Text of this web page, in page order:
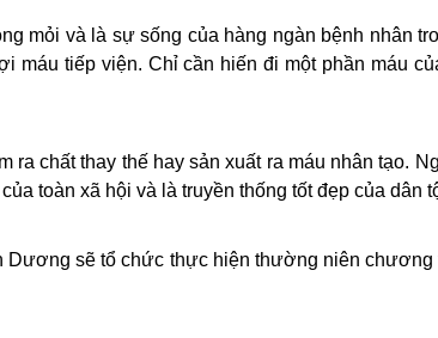
mỏi và là sự sống của hàng ngàn bệnh nhân
máu tiếp viện. Chỉ cần hiến đi một phần máu
chất thay thế hay sản xuất ra máu nhân tạo.
toàn xã hội và là truyền thống tốt đẹp của dân
sẽ tổ chức thực hiện thường niên chương